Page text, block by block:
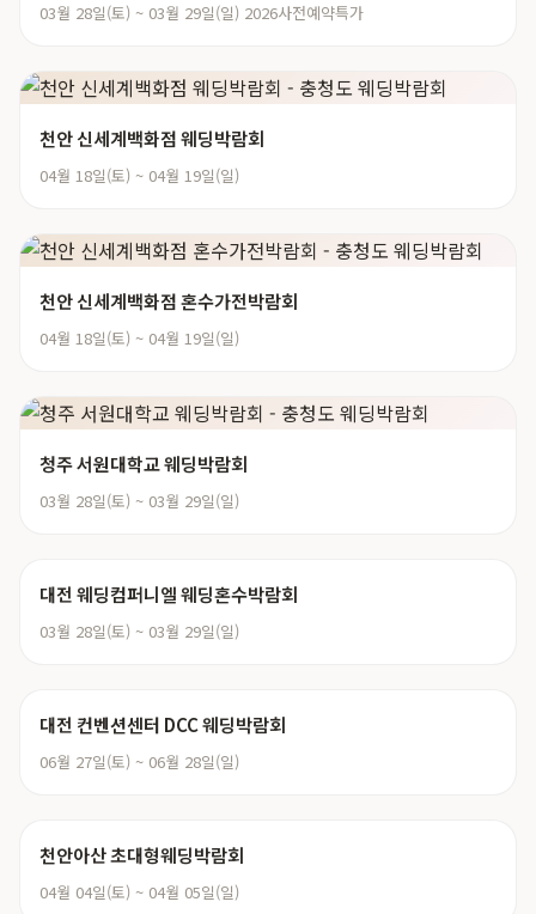
03월 28일(토) ~ 03월 29일(일) 2026사전예약특가
천안 신세계백화점 웨딩박람회
04월 18일(토) ~ 04월 19일(일)
천안 신세계백화점 혼수가전박람회
04월 18일(토) ~ 04월 19일(일)
청주 서원대학교 웨딩박람회
03월 28일(토) ~ 03월 29일(일)
대전 웨딩컴퍼니엘 웨딩혼수박람회
03월 28일(토) ~ 03월 29일(일)
대전 컨벤션센터 DCC 웨딩박람회
06월 27일(토) ~ 06월 28일(일)
천안아산 초대형웨딩박람회
04월 04일(토) ~ 04월 05일(일)